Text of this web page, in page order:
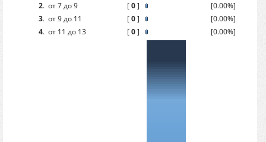
2. от 7 до 9 [0]
[0.00%]
3. от 9 до 11 [0]
[0.00%]
4. от 11 до 13 [0] [0.00%]